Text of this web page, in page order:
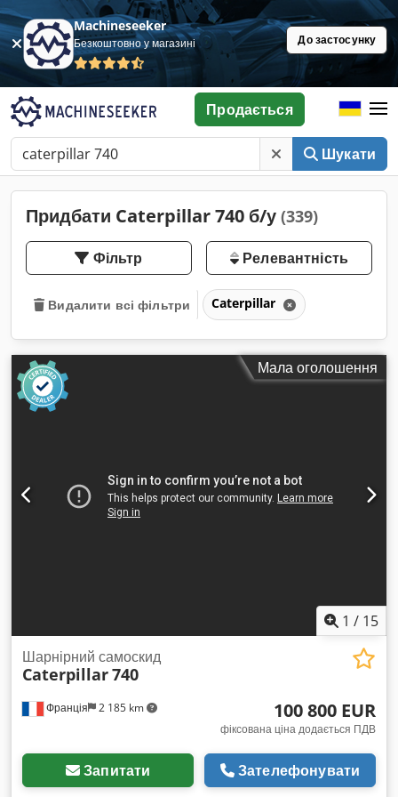
Machineseeker
Безкоштовно у магазині До застосунку
Шукати
Продається
Придбати Caterpillar 740 б/у (339)
Фільтр Релевантність
Видалити всі фільтри Caterpillar
Мала оголошення
1 / 15
Франція 2 185 km
Шарнірний самоскид
Caterpillar740
100 800 EUR
фіксована ціна додається ПДВ
Запитати Зателефонувати